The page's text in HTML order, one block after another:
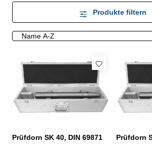
Produkte filtern
Prüfdorn SK 40, DIN 69871
Prüfdorn